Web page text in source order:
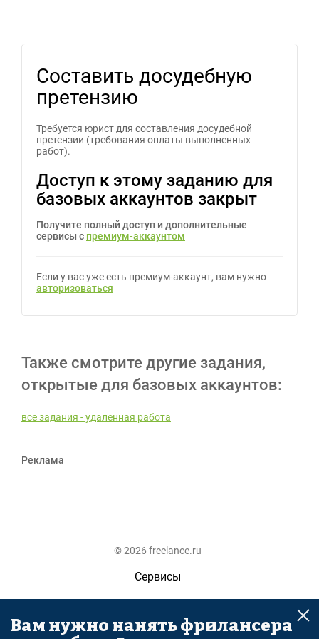
Составить досудебную
претензию
Требуется юрист для составления досудебной
претензии (требования оплаты выполненных
работ).
Доступ к этому заданию для
базовых аккаунтов закрыт
Получите полный доступ и дополнительные
сервисы с премиум-аккаунтом
Если у вас уже есть премиум-аккаунт, вам нужно
авторизоваться
Также смотрите другие задания,
открытые для базовых аккаунтов:
все задания - удаленная работа
Реклама
© 2026 freelance.ru
Сервисы
Помощь
Поиск
Вам нужно нанять фрилансера